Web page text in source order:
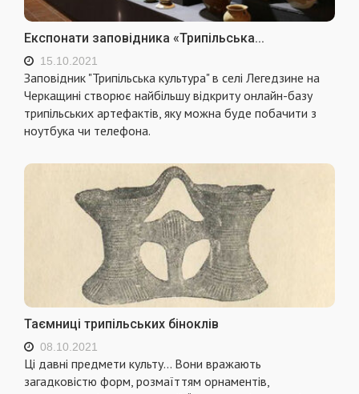
Експонати заповідника «Трипільська...
15.10.2021
Заповідник "Трипільська культура" в селі Легедзине на
Черкащині створює найбільшу відкриту онлайн-базу
трипільських артефактів, яку можна буде побачити з
ноутбука чи телефона.
Таємниці трипільських біноклів
08.10.2021
Ці давні предмети культу... Вони вражають
загадковістю форм, розмаїттям орнаментів,